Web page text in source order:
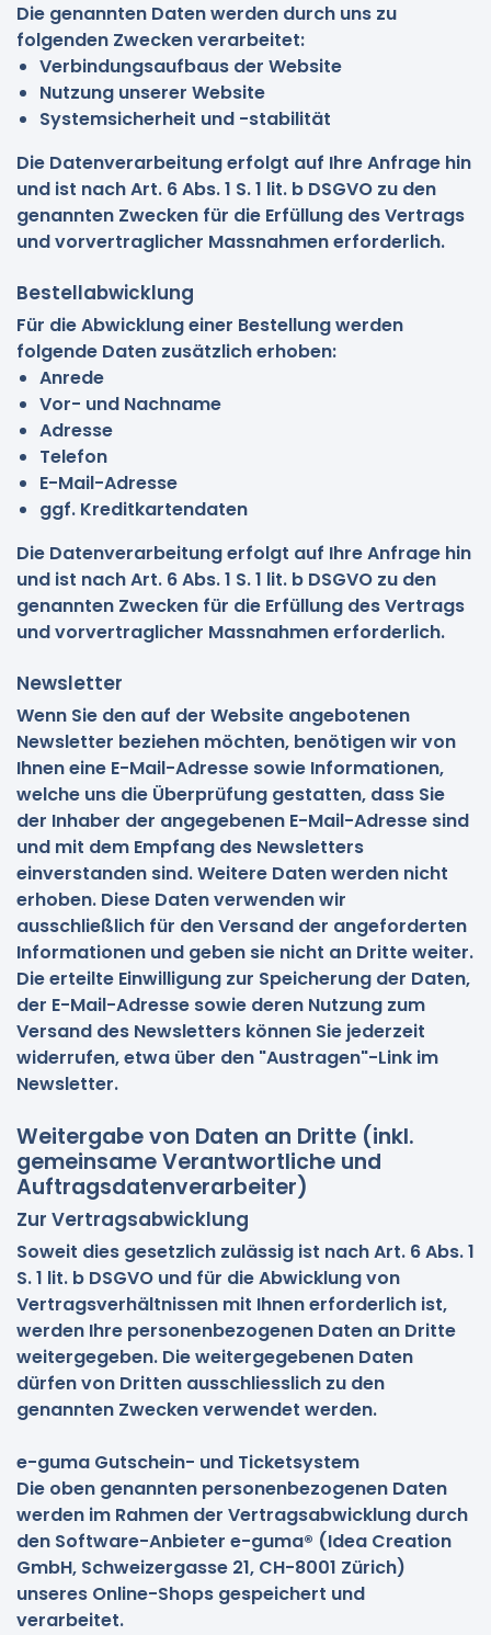
Die genannten Daten werden durch uns zu
folgenden Zwecken verarbeitet:
Verbindungsaufbaus der Website
Nutzung unserer Website
Systemsicherheit und -stabilität
Die Datenverarbeitung erfolgt auf Ihre Anfrage hin
und ist nach Art. 6 Abs. 1 S. 1 lit. b DSGVO zu den
genannten Zwecken für die Erfüllung des Vertrags
und vorvertraglicher Massnahmen erforderlich.
Bestellabwicklung
Für die Abwicklung einer Bestellung werden
folgende Daten zusätzlich erhoben:
Anrede
Vor- und Nachname
Adresse
Telefon
E-Mail-Adresse
ggf. Kreditkartendaten
Die Datenverarbeitung erfolgt auf Ihre Anfrage hin
und ist nach Art. 6 Abs. 1 S. 1 lit. b DSGVO zu den
genannten Zwecken für die Erfüllung des Vertrags
und vorvertraglicher Massnahmen erforderlich.
Newsletter
Wenn Sie den auf der Website angebotenen
Newsletter beziehen möchten, benötigen wir von
Ihnen eine E-Mail-Adresse sowie Informationen,
welche uns die Überprüfung gestatten, dass Sie
der Inhaber der angegebenen E-Mail-Adresse sind
und mit dem Empfang des Newsletters
einverstanden sind. Weitere Daten werden nicht
erhoben. Diese Daten verwenden wir
ausschließlich für den Versand der angeforderten
Informationen und geben sie nicht an Dritte weiter.
Die erteilte Einwilligung zur Speicherung der Daten,
der E-Mail-Adresse sowie deren Nutzung zum
Versand des Newsletters können Sie jederzeit
widerrufen, etwa über den "Austragen"-Link im
Newsletter.
Weitergabe von Daten an Dritte (inkl.
gemeinsame Verantwortliche und
Auftragsdatenverarbeiter)
Zur Vertragsabwicklung
Soweit dies gesetzlich zulässig ist nach Art. 6 Abs. 1
S. 1 lit. b DSGVO und für die Abwicklung von
Vertragsverhältnissen mit Ihnen erforderlich ist,
werden Ihre personenbezogenen Daten an Dritte
weitergegeben. Die weitergegebenen Daten
dürfen von Dritten ausschliesslich zu den
genannten Zwecken verwendet werden.
e-guma Gutschein- und Ticketsystem
Die oben genannten personenbezogenen Daten
werden im Rahmen der Vertragsabwicklung durch
den Software-Anbieter e-guma® (Idea Creation
GmbH, Schweizergasse 21, CH-8001 Zürich)
unseres Online-Shops gespeichert und
verarbeitet.